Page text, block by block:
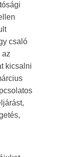
csaló
az
kicsalni